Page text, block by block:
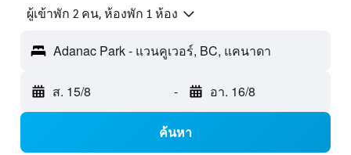
ผู้เข้าพัก 2 คน, ห้องพัก 1 ห้อง
Adanac Park - แวนคูเวอร์, BC, แคนาดา
ส. 15/8 - อา. 16/8
ค้นหา